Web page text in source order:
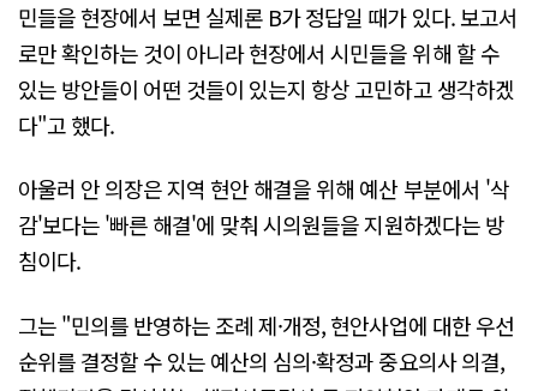
민들을 현장에서 보면 실제론 B가 정답일 때가 있다. 보고서
로만 확인하는 것이 아니라 현장에서 시민들을 위해 할 수
있는 방안들이 어떤 것들이 있는지 항상 고민하고 생각하겠
다"고 했다.
아울러 안 의장은 지역 현안 해결을 위해 예산 부분에서 '삭
감'보다는 '빠른 해결'에 맞춰 시의원들을 지원하겠다는 방
침이다.
그는 "민의를 반영하는 조례 제·개정, 현안사업에 대한 우선
순위를 결정할 수 있는 예산의 심의·확정과 중요의사 의결,